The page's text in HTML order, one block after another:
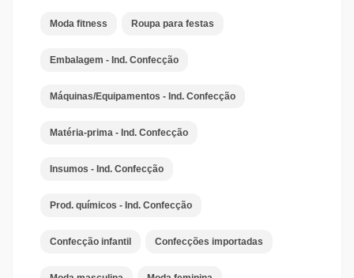
Moda fitness Roupa para festas
Embalagem - Ind. Confecção
Máquinas/Equipamentos - Ind. Confecção
Matéria-prima - Ind. Confecção
Insumos - Ind. Confecção
Prod. químicos - Ind. Confecção
Confecção infantil Confecções importadas